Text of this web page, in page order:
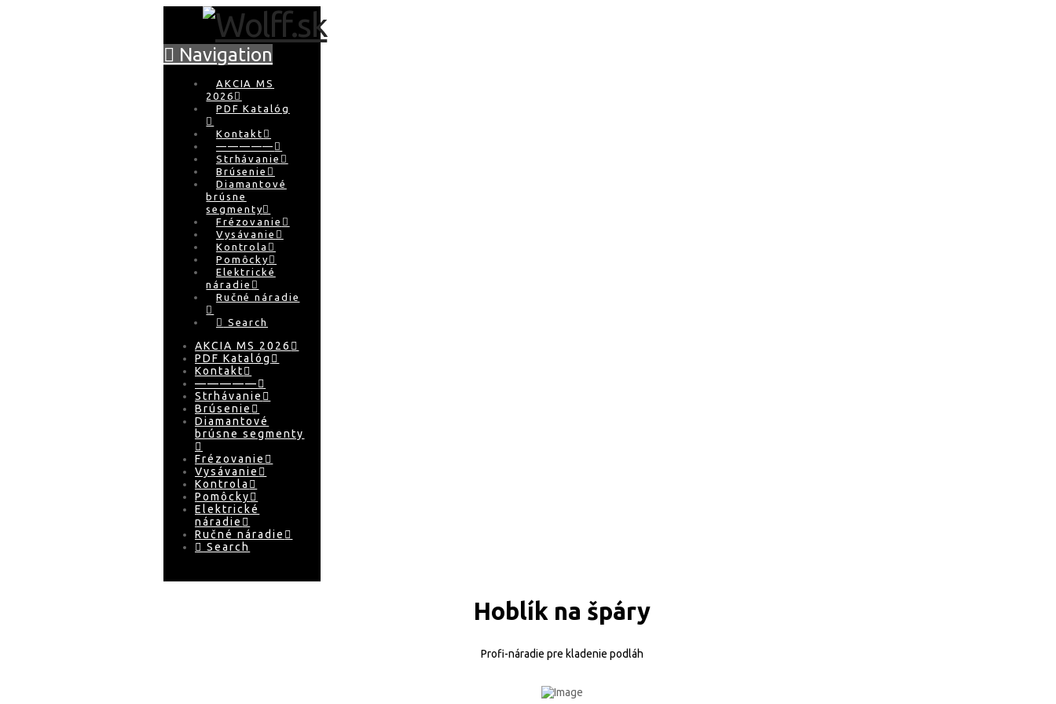
Navigation
AKCIA MS
2026
PDF Katalóg
Kontakt
—————
Strhávanie
Brúsenie
Diamantové
brúsne
segmenty
Frézovanie
Vysávanie
Kontrola
Pomôcky
Elektrické
náradie
Ručné náradie
Search
AKCIA MS 2026
PDF Katalóg
Kontakt
—————
Strhávanie
Brúsenie
Diamantové
brúsne segmenty
Frézovanie
Vysávanie
Kontrola
Pomôcky
Elektrické
náradie
Ručné náradie
Search
Hoblík na špáry
Profi-náradie pre kladenie podláh